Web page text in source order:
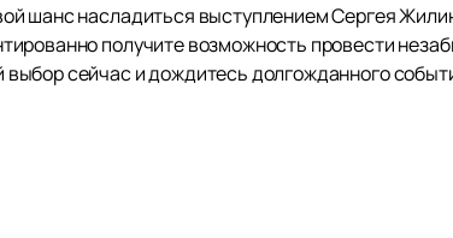
шанс насладиться выступлением Сергея
получите возможность провести
сейчас и дождитесь долгожданного